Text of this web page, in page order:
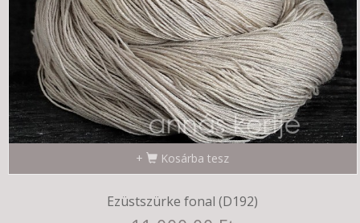
Kosárba tesz
Ezüstszürke fonal (D192)